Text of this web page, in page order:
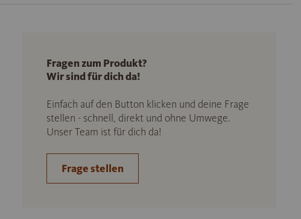
Fragen zum Produkt?
Wir sind für dich da!
Einfach auf den Button klicken und deine Frage
stellen - schnell, direkt und ohne Umwege.
Unser Team ist für dich da!
Frage stellen